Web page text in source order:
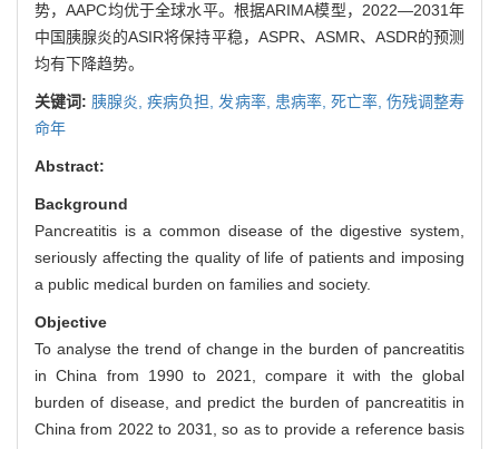
势，AAPC均优于全球水平。根据ARIMA模型，2022—2031年
中国胰腺炎的ASIR将保持平稳，ASPR、ASMR、ASDR的预测
均有下降趋势。
关键词: 胰腺炎,疾病负担,发病率, 患病率, 死亡率, 伤残调整寿
命年
Abstract:
Background
Pancreatitis is a common disease of the digestive system,
seriously affecting the quality of life of patients and imposing
a public medical burden on families and society.
Objective
To analyse the trend of change in the burden of pancreatitis
in China from 1990 to 2021, compare it with the global
burden of disease, and predict the burden of pancreatitis in
China from 2022 to 2031, so as to provide a reference basis